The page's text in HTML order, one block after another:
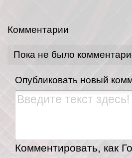
Комментарии
Пока не было
Опубликовать новый
Комментировать, как